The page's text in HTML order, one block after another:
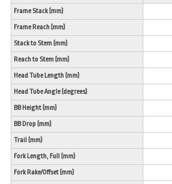
Frame Stack (mm)
Frame Reach (mm)
Stack to Stem (mm)
Reach to Stem (mm)
Head Tube Length (mm)
Head Tube Angle (degrees)
BB Height (mm)
BB Drop (mm)
Trail (mm)
Fork Length, Full (mm)
Fork Rake/Offset (mm)